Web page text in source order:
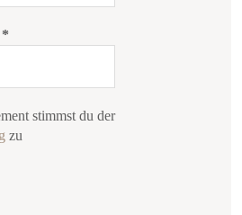
*
stimmst du der
zu